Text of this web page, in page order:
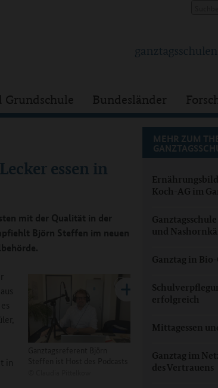
Grundschule Bundesländer
essen in
mit der Qualität in der
Björn Steffen im neuen
in
MEHR ZUM
Koch-AG im
und
Ganztag in
erfolgreich
Mittagessen
Ganztag im
des Vertrauens